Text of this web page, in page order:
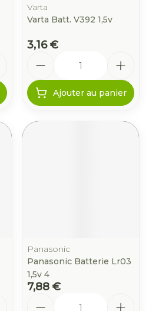
Varta
Varta Batt. V392 1,5v
3,16 €
Ajouter au panier
Panasonic
Panasonic Batterie Lr03
1,5v 4
7,88 €